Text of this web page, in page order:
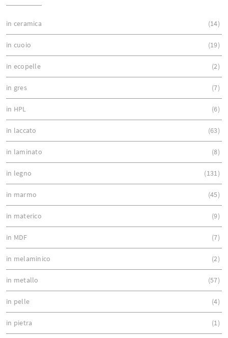
in ceramica 14
in cuoio 19
in ecopelle 2
in gres 7
in HPL 6
in laccato 63
in laminato 8
in legno 131
in marmo 45
in materico 9
in MDF 7
in melaminico 2
in metallo 57
in pelle 4
in pietra 1